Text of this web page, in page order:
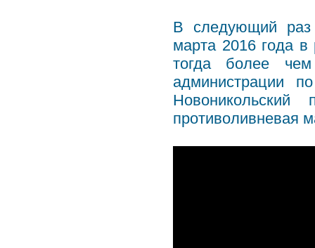
В следующий раз
марта 2016 года в
тогда более
администрации
противоливневая